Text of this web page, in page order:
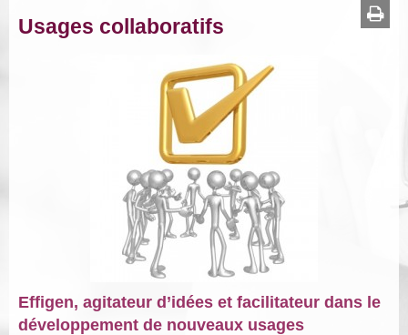
Usages collaboratifs
Effigen, agitateur d’idées et facilitateur dans le
développement de nouveaux usages